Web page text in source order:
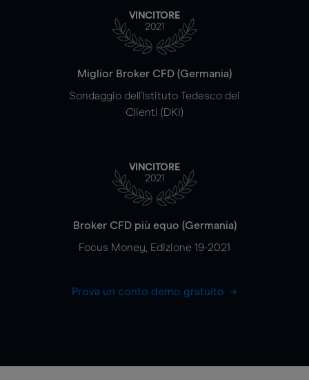
VINCITORE
2021
Miglior Broker CFD (Germania)
Sondaggio dell'Istituto Tedesco dei
Clienti (DKI)
VINCITORE
2021
Broker CFD più equo (Germania)
Focus Money, Edizione 19-2021
Prova un conto demo gratuito